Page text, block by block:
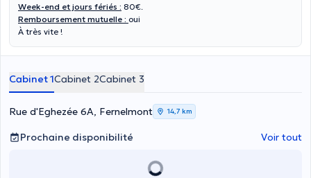
Week-end et jours fériés : 80€.
Remboursement mutuelle : oui
À très vite !
Cabinet 1Cabinet 2Cabinet 3
Rue d'Eghezée 6A, Fernelmont 14,7 km
Prochaine disponibilité Voir tout